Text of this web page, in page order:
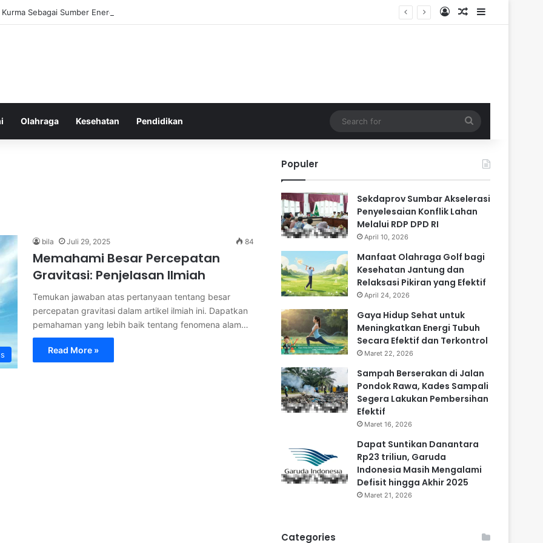
Sebagai Sumber Energi Instan yang Sehat dan Bergizi untuk Kesehatan Log InRandom Article
Sidebar
Olahraga Kesehatan Pendidikan
for
bila Juli 29, 2025 84
Memahami Besar Percepatan
Gravitasi: Penjelasan Ilmiah
Temukan jawaban atas pertanyaan tentang besar
percepatan gravitasi dalam artikel ilmiah ini. Dapatkan
pemahaman yang lebih baik tentang fenomena alam…
Read More »
Populer
Sekdaprov Sumbar Akselerasi
Penyelesaian Konflik Lahan
Melalui RDP DPD RI
April 10, 2026
Manfaat Olahraga Golf bagi
Kesehatan Jantung dan
Relaksasi Pikiran yang Efektif
April 24, 2026
Gaya Hidup Sehat untuk
Meningkatkan Energi Tubuh
Secara Efektif dan Terkontrol
Maret 22, 2026
Sampah Berserakan di Jalan
Pondok Rawa, Kades Sampali
Segera Lakukan Pembersihan
Efektif
Maret 16, 2026
Dapat Suntikan Danantara
Rp23 triliun, Garuda
Indonesia Masih Mengalami
Defisit hingga Akhir 2025
Maret 21, 2026
Categories